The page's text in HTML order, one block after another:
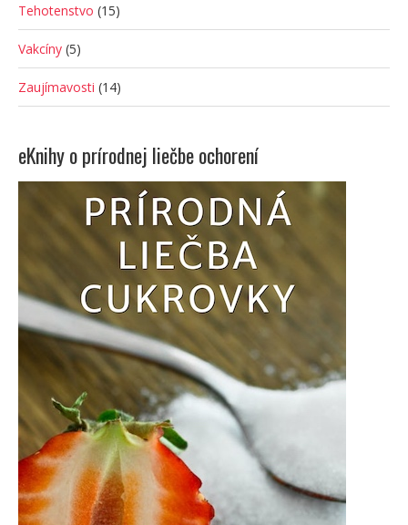
Tehotenstvo (15)
Vakcíny (5)
Zaujímavosti (14)
eKnihy o prírodnej liečbe ochorení